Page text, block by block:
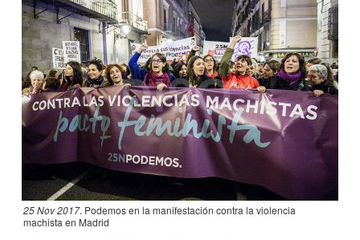
25 Nov 2017. Podemos en la manifestación contra la violencia
machista en Madrid